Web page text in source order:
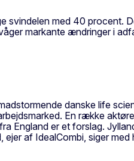
svindelen med 40 procent.
markante ændringer i
danske life
En række
England er et forslag.
af IdealCombi, siger med